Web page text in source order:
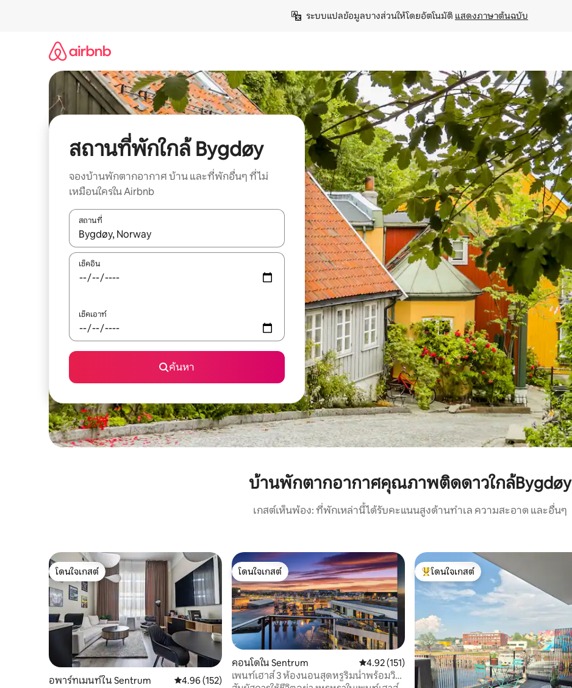
ระบบแปลข้อมูลบางส่วนให้โดยอัตโนมัติ แสดงภาษาต้นฉบับ
สถานที่พักใกล้ Bygdøy
จองบ้านพักตากอากาศ บ้าน และที่พักอื่นๆ ที่ไม่
เหมือนใครใน Airbnb
สถานที่
ใช้ลูกศรขึ้นลง หรือใช้การสัมผัสหรือปัด เพื่อสำรวจผลการค้นหา
เช็คอิน
เช็คเอาท์
ค้นหา
บ้านพักตากอากาศคุณภาพติดดาวใกล้Bygdøy
เกสต์เห็นพ้อง: ที่พักเหล่านี้ได้รับคะแนนสูงด้านทำเล ความสะอาด และอื่นๆ
โดนใจเกสต์
โดนใจเกสต์
อพาร์ทเมนท์ใน Sentrum คะแนนเฉลี่ย 4.96 จาก 5, 152 รีวิว
4.96 (152)
โดนใจเกสต์
โดนใจเกสต์
คอนโดใน Sentrum คะแนนเฉลี่ย 4.92 จาก 5, 151 รีวิว
4.92 (151)
เพนท์เฮาส์ 3 ห้องนอนสุดหรูริมน้ำพร้อมวิว
โดนใจเกสต์ที่สุด
โดนใจเกสต์